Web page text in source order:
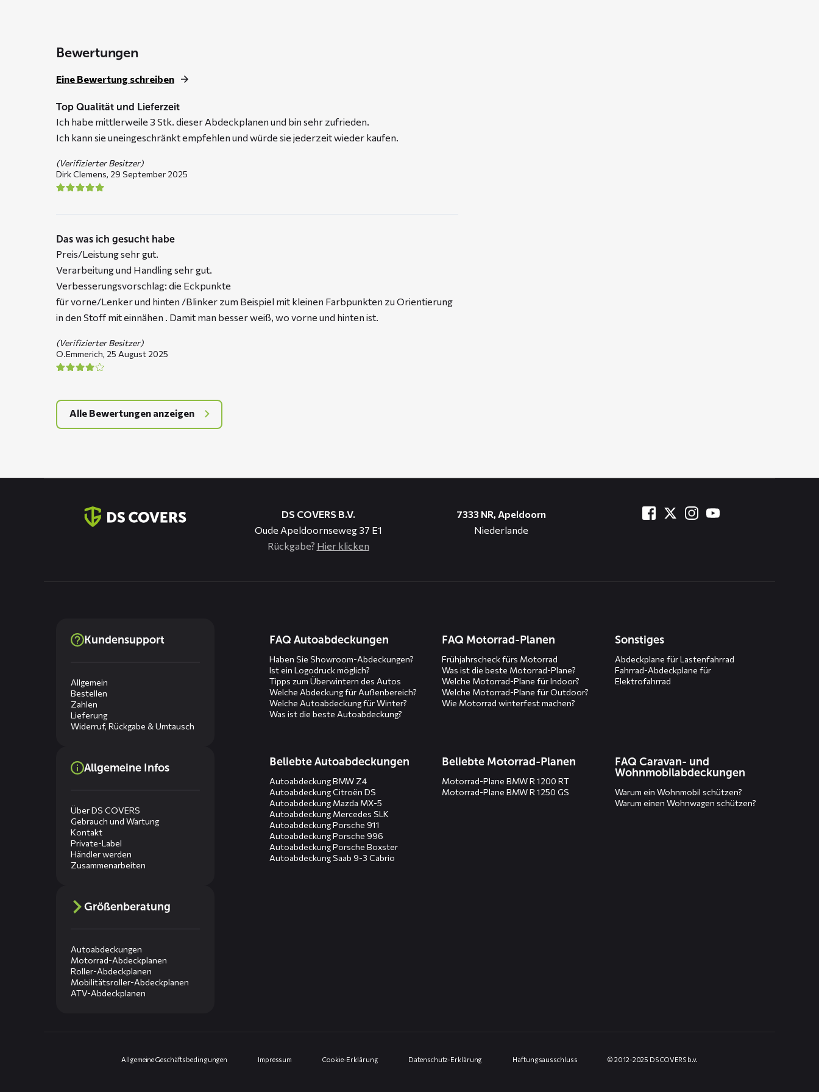
Bewertungen
Eine Bewertung schreiben
Top Qualität und Lieferzeit
Ich habe mittlerweile 3 Stk. dieser Abdeckplanen und bin sehr zufrieden.
Ich kann sie uneingeschränkt empfehlen und würde sie jederzeit wieder kaufen.
(Verifizierter Besitzer)
Dirk Clemens, 29 September 2025
Das was ich gesucht habe
Preis/Leistung sehr gut.
Verarbeitung und Handling sehr gut.
Verbesserungsvorschlag: die Eckpunkte
für vorne/Lenker und hinten /Blinker zum Beispiel mit kleinen Farbpunkten zu Orientierung
in den Stoff mit einnähen . Damit man besser weiß, wo vorne und hinten ist.
(Verifizierter Besitzer)
O.Emmerich, 25 August 2025
Alle Bewertungen anzeigen
DS COVERS B.V.
Oude Apeldoornseweg 37 E1
Rückgabe? Hier klicken
7333 NR, Apeldoorn
Niederlande
Kundensupport
Allgemein
Bestellen
Zahlen
Lieferung
Widerruf, Rückgabe & Umtausch
Allgemeine Infos
Über DS COVERS
Gebrauch und Wartung
Kontakt
Private-Label
Händler werden
Zusammenarbeiten
Größenberatung
Autoabdeckungen
Motorrad-Abdeckplanen
Roller-Abdeckplanen
Mobilitätsroller-Abdeckplanen
ATV-Abdeckplanen
FAQ Autoabdeckungen
Haben Sie Showroom-Abdeckungen?
Ist ein Logodruck möglich?
Tipps zum Überwintern des Autos
Welche Abdeckung für Außenbereich?
Welche Autoabdeckung für Winter?
Was ist die beste Autoabdeckung?
FAQ Motorrad-Planen
Frühjahrscheck fürs Motorrad
Was ist die beste Motorrad-Plane?
Welche Motorrad-Plane für Indoor?
Welche Motorrad-Plane für Outdoor?
Wie Motorrad winterfest machen?
Sonstiges
Abdeckplane für Lastenfahrrad
Fahrrad-Abdeckplane für
Elektrofahrrad
Beliebte Autoabdeckungen
Autoabdeckung BMW Z4
Autoabdeckung Citroën DS
Autoabdeckung Mazda MX-5
Autoabdeckung Mercedes SLK
Autoabdeckung Porsche 911
Autoabdeckung Porsche 996
Autoabdeckung Porsche Boxster
Autoabdeckung Saab 9-3 Cabrio
Beliebte Motorrad-Planen
Motorrad-Plane BMW R 1200 RT
Motorrad-Plane BMW R 1250 GS
FAQ Caravan- und
Wohnmobilabdeckungen
Warum ein Wohnmobil schützen?
Warum einen Wohnwagen schützen?
Allgemeine Geschäftsbedingungen Impressum Cookie-Erklärung Datenschutz-Erklärung Haftungsausschluss © 2012-2025 DS COVERS b.v.